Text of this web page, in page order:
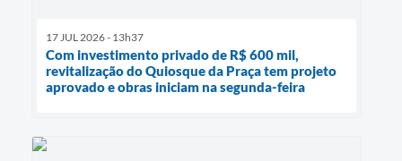
17 JUL 2026 - 13h37
Com investimento privado de R$ 600 mil,
revitalização do Quiosque da Praça tem projeto
aprovado e obras iniciam na segunda-feira